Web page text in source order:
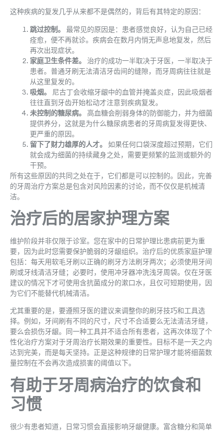
这种疾病的复发几乎从来都不是偶然的，背后有其特定的原因：
跳过控制。
最常见的原因是：患者感觉良好，认为自己已经
痊愈，便不再就诊。疾病会在数月内悄无声息地复发，然后
再次出现症状。
家庭卫生条件差。
治疗的成功一半取决于牙医，一半取决于
患者。普通牙刷无法清洁牙齿间的缝隙，而牙周病往往就是
从这里复发的。
吸烟。
尼古丁会收缩牙龈中的血管并掩盖炎症，因此吸烟者
往往直到牙齿开始松动才注意到疾病复发。
未控制的糖尿病。
高血糖会削弱身体的防御能力，并为细菌
提供养分，这就是为什么糖尿病患者的牙周病复发得更快、
更严重的原因。
留下了财力雄厚的人才。
如果任何口袋深度超过预期，它们
就会成为细菌的持续藏身之处，需要更频繁的监测或额外的
干预。
所有这些原因的共同之处在于，它们都是可以控制的。因此，完善
的牙周治疗方案总是包含对风险因素的讨论，而不仅仅是机械清
洁。
治疗后的居家护理方案
维护阶段并非仅限于诊室。您在家中的日常护理比患病前更为重
要，因为此时您需要保护脆弱的牙龈组织。治疗后的优质家庭护理
包括：每天用软毛牙刷以正确的刷牙方法刷牙两次；必须使用牙间
刷或牙线清洁牙缝；必要时，使用冲牙器冲洗浅牙周袋。仅在牙医
建议的情况下才可使用含抗菌成分的漱口水，且仅可短期使用，因
为它们不能替代机械清洁。
尤其重要的是，要遵照牙医的建议来调整你的刷牙技巧和工具选
择。例如，牙间刷有不同的尺寸，尺寸不合适要么无法清洁牙缝，
要么会损伤牙龈。同一种工具并不适合所有患者，这再次体现了个
性化治疗方案对于牙周治疗长期效果的重要性。目标不是一天之内
达到完美，而是每天坚持。正是这种规律的日常护理才能将细菌数
量控制在不会再次造成损害的阈值以下。
有助于牙周病治疗的饮食和
习惯
很少有患者知道，日常习惯会直接影响牙龈健康。富含糖分和简单